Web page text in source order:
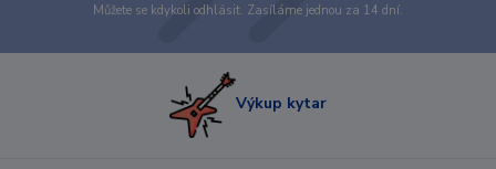
Můžete se kdykoli odhlásit. Zasíláme jednou za 14 dní.
Výkup kytar